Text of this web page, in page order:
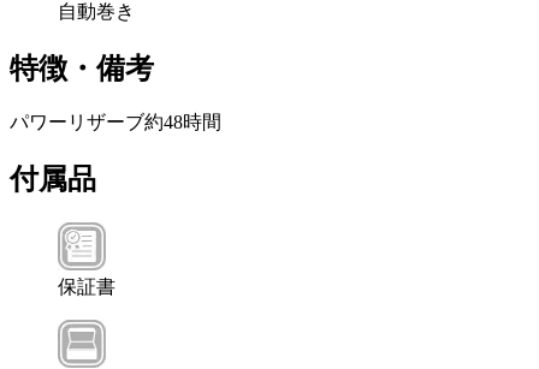
自動巻き
特徴・備考
パワーリザーブ約48時間
付属品
保証書